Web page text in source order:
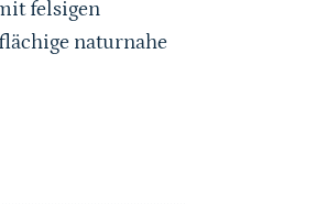
felsigen
naturnahe